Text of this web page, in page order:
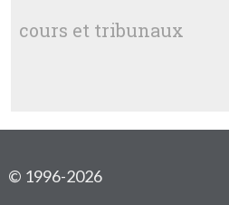
cours et tribunaux
© 1996-2026